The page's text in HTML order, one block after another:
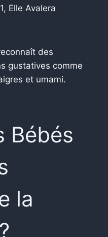
Elle Avalera
des
gustatives comme
et umami.
Bébés
la